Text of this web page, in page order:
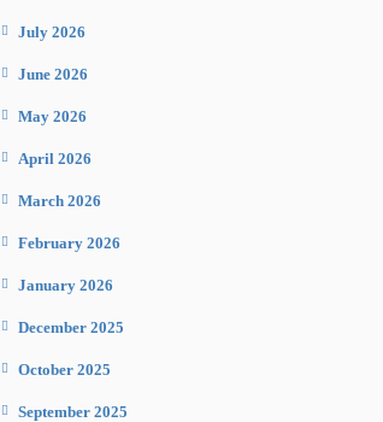
July 2026
June 2026
May 2026
April 2026
March 2026
February 2026
January 2026
December 2025
October 2025
September 2025